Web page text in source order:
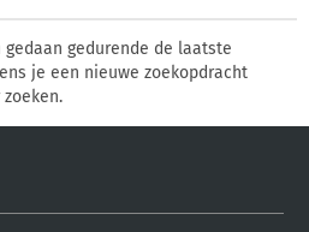
gedurende de laatste
je een nieuwe zoekopdracht